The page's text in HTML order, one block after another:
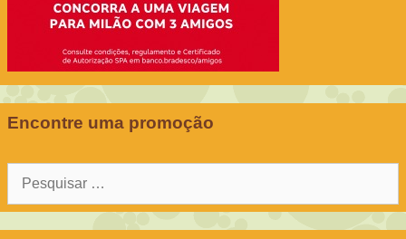
Encontre uma promoção
Pesquisar